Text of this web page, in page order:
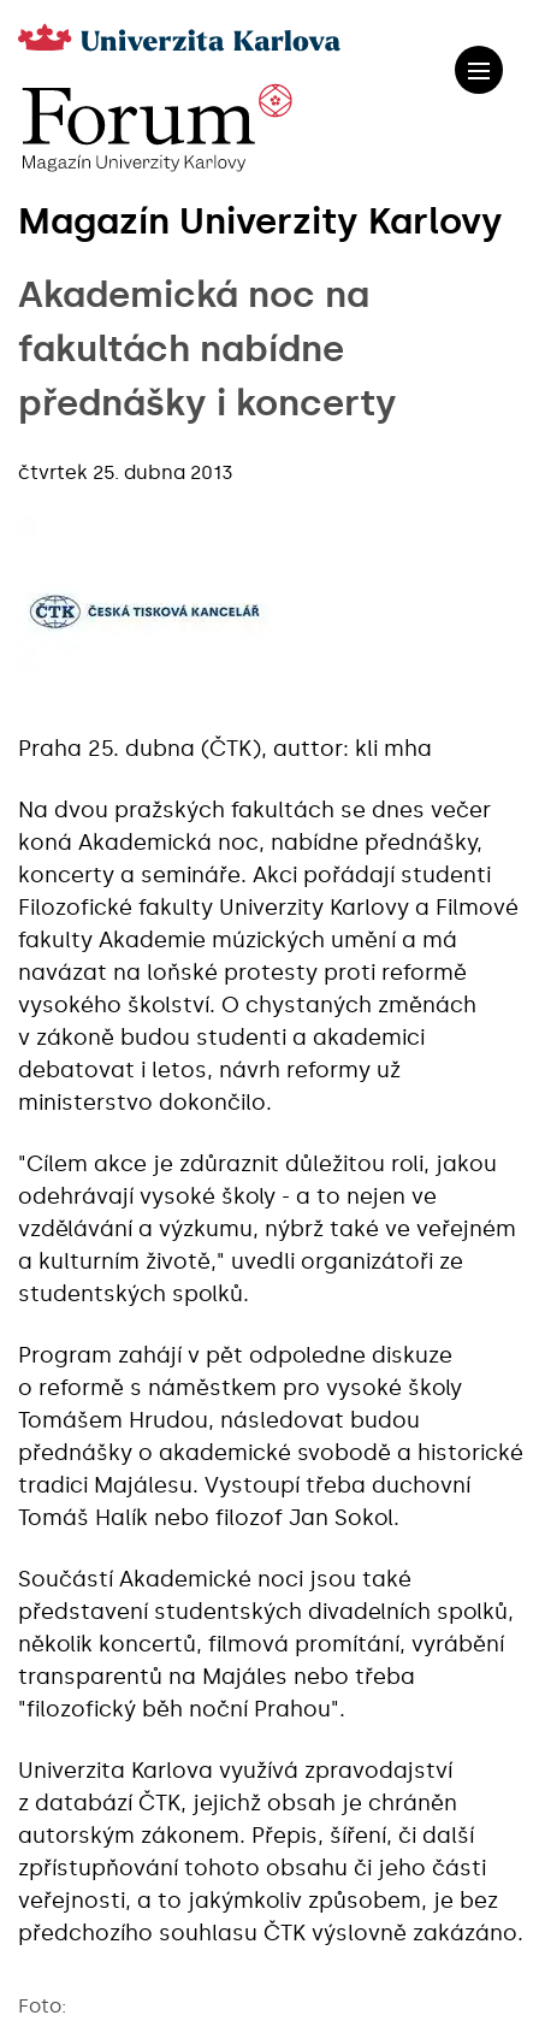
Magazín Univerzity Karlovy
Akademická noc na
fakultách nabídne
přednášky i koncerty
čtvrtek 25. dubna 2013
Praha 25. dubna (ČTK), auttor: kli mha
Na dvou pražských fakultách se dnes večer
koná Akademická noc, nabídne přednášky,
koncerty a semináře. Akci pořádají studenti
Filozofické fakulty Univerzity Karlovy a Filmové
fakulty Akademie múzických umění a má
navázat na loňské protesty proti reformě
vysokého školství. O chystaných změnách
v zákoně budou studenti a akademici
debatovat i letos, návrh reformy už
ministerstvo dokončilo.
"Cílem akce je zdůraznit důležitou roli, jakou
odehrávají vysoké školy - a to nejen ve
vzdělávání a výzkumu, nýbrž také ve veřejném
a kulturním životě," uvedli organizátoři ze
studentských spolků.
Program zahájí v pět odpoledne diskuze
o reformě s náměstkem pro vysoké školy
Tomášem Hrudou, následovat budou
přednášky o akademické svobodě a historické
tradici Majálesu. Vystoupí třeba duchovní
Tomáš Halík nebo filozof Jan Sokol.
Součástí Akademické noci jsou také
představení studentských divadelních spolků,
několik koncertů, filmová promítání, vyrábění
transparentů na Majáles nebo třeba
"filozofický běh noční Prahou".
Univerzita Karlova využívá zpravodajství
z databází ČTK, jejichž obsah je chráněn
autorským zákonem. Přepis, šíření, či další
zpřístupňování tohoto obsahu či jeho části
veřejnosti, a to jakýmkoliv způsobem, je bez
předchozího souhlasu ČTK výslovně zakázáno.
Foto: